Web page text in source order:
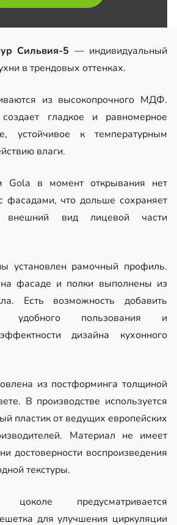
Сильвия-5 — индивидуальный
в трендовых оттенках.
из высокопрочного МДФ.
гладкое и равномерное
устойчивое к температурным
влаги.
Gola в момент открывания нет
фасадами, что дольше сохраняет
внешний вид лицевой части
установлен рамочный профиль.
фасаде и полки выполнены из
Есть возможность добавить
удобного пользования и
дизайна кухонного
из постформинга толщиной
В производстве используется
пластик от ведущих европейских
Материал не имеет
достоверности воспроизведения
текстуры.
предусматривается
для улучшения циркуляции